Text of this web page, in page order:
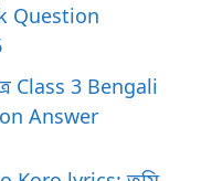
Question
Class 3 Bengali
Answer